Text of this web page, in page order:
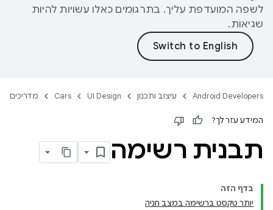
לשפה המועדפת עליך. בתרגומים כאלו עשויות להיות
שגיאות.
Android Developers עיצוב ותכנון UI Design
Cars מדריכים
המידע עזר לך?
תבנית רשימה
בדף הזה
יותר טקסט ברשימה במצב חניה